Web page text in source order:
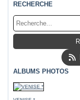
RECHERCHE
ALBUMS PHOTOS